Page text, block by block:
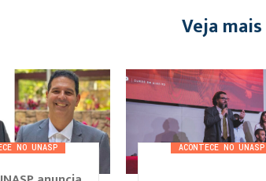
Veja mais
NO UNASP ACONTECE NO UNASP